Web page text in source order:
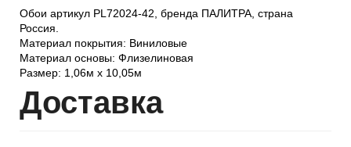
Обои артикул PL72024-42, бренда ПАЛИТРА, страна
Россия.
Материал покрытия: Виниловые
Материал основы: Флизелиновая
Размер: 1,06м х 10,05м
Доставка